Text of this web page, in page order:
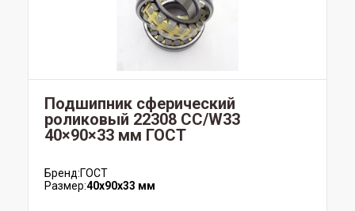
Подшипник сферический
роликовый 22308 CC/W33
40×90×33 мм ГОСТ
Бренд:ГОСТ
Размер:40x90x33 мм